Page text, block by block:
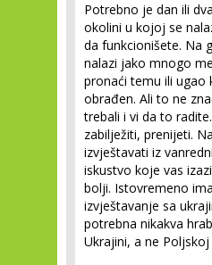
Potrebno je dan ili
okolini u kojoj se
da funkcionišete. Na
nalazi jako mnogo
pronaći temu ili ugao
obrađen. Ali to ne
trebali i vi da to
zabilježiti, prenijeti.
izvještavati iz
iskustvo koje vas
bolji. Istovremeno
izvještavanje sa
potrebna nikakva
Ukrajini, a ne Poljskoj